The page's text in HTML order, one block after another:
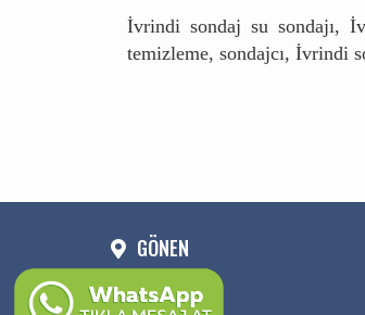
İvrindi sondaj su sondajı,
temizleme, sondajcı, İvrindi
GÖNEN
Su Sondajı